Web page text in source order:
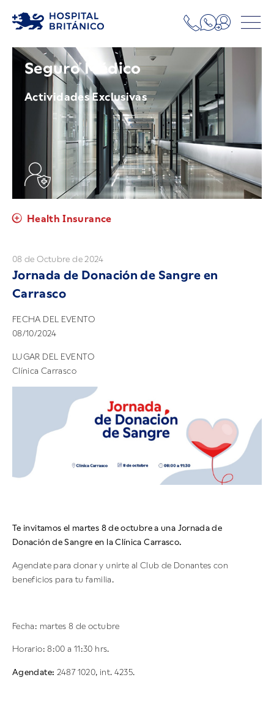
Seguro Médico
Actividades Exclusivas
Health Insurance
08 de Octubre de 2024
Jornada de Donación de Sangre en
Carrasco
FECHA DEL EVENTO
08/10/2024
LUGAR DEL EVENTO
Clínica Carrasco
Te invitamos el martes 8 de octubre a una Jornada de
Donación de Sangre en la Clínica Carrasco.
Agendate para donar y unirte al Club de Donantes con
beneficios para tu familia.
Fecha: martes 8 de octubre
Horario: 8:00 a 11:30 hrs.
Agendate: 2487 1020, int. 4235.